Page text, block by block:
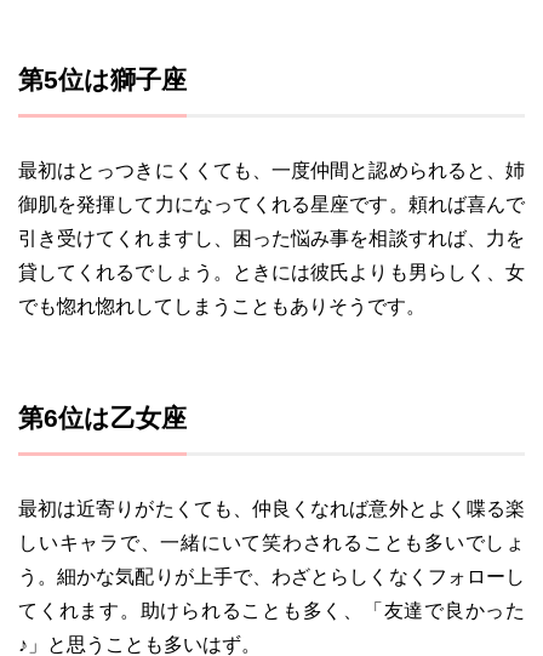
第5位は獅子座
最初はとっつきにくくても、一度仲間と認められると、姉
御肌を発揮して力になってくれる星座です。頼れば喜んで
引き受けてくれますし、困った悩み事を相談すれば、力を
貸してくれるでしょう。ときには彼氏よりも男らしく、女
でも惚れ惚れしてしまうこともありそうです。
第6位は乙女座
最初は近寄りがたくても、仲良くなれば意外とよく喋る楽
しいキャラで、一緒にいて笑わされることも多いでしょ
う。細かな気配りが上手で、わざとらしくなくフォローし
てくれます。助けられることも多く、「友達で良かった
♪」と思うことも多いはず。